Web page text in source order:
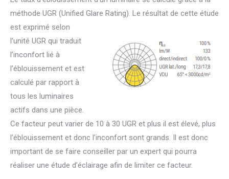
méthode UGR (Unified Glare Rating). Le résultat de cette étude
est exprimé selon
l’unité UGR qui traduit
l’inconfort lié à
l’éblouissement et est
calculé par rapport à
tous les luminaires
actifs dans une pièce.
Ce facteur peut varier de 10 à 30 UGR et plus il est élevé, plus
l’éblouissement et donc l’inconfort sont grands. Il est donc
important de se faire conseiller par un expert qui pourra
réaliser une étude d’éclairage afin de limiter ce facteur.